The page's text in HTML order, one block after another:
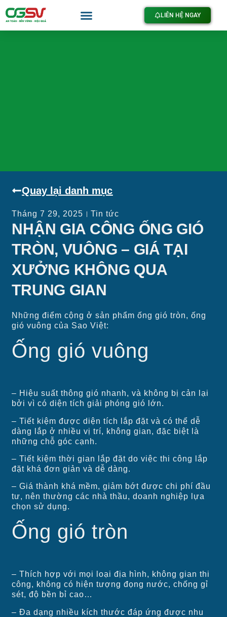
LIÊN HỆ NGAY
Quay lại danh mục
Tháng 7 29, 2025 Tin tức
NHẬN GIA CÔNG ỐNG GIÓ
TRÒN, VUÔNG – GIÁ TẠI
XƯỞNG KHÔNG QUA
TRUNG GIAN
Những điểm cộng ở sản phẩm ống gió tròn, ống
gió vuông của Sao Việt:
Ống gió vuông
– Hiệu suất thông gió nhanh, và không bị cản lại
bởi vì có diện tích giải phóng gió lớn.
– Tiết kiệm được diện tích lắp đặt và có thể dễ
dàng lắp ở nhiều vị trí, không gian, đặc biệt là
những chỗ góc cạnh.
– Tiết kiệm thời gian lắp đặt do việc thi công lắp
đặt khá đơn giản và dễ dàng.
– Giá thành khá mềm, giảm bớt được chi phí đầu
tư, nên thường các nhà thầu, doanh nghiệp lựa
chọn sử dụng.
Ống gió tròn
– Thích hợp với mọi loại địa hình, không gian thi
công, không có hiện tượng đọng nước, chống gỉ
sét, độ bền bỉ cao…
– Đa dạng nhiều kích thước đáp ứng được nhu